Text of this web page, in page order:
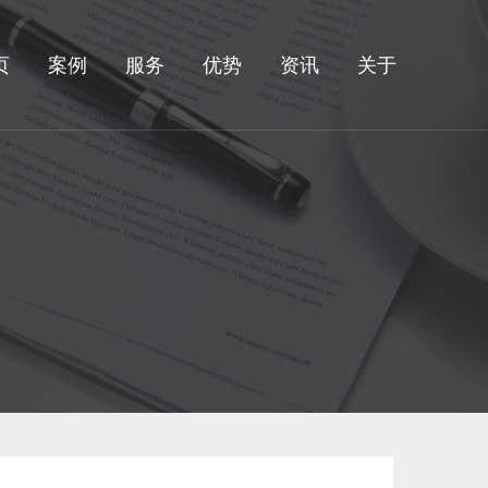
案例 服务 优势 资讯 关于